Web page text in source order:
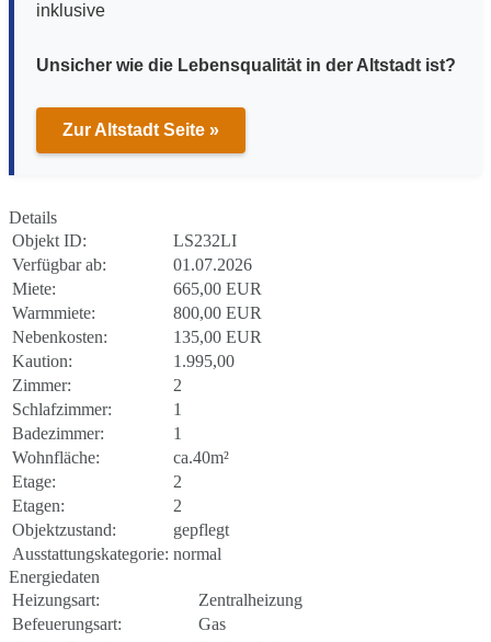
inklusive
Unsicher wie die Lebensqualität in der Altstadt ist?
Zur Altstadt Seite »
Details
Objekt ID:
LS232LI
Verfügbar ab:
01.07.2026
Miete:
665,00 EUR
Warmmiete:
800,00 EUR
Nebenkosten:
135,00 EUR
Kaution:
1.995,00
Zimmer:
2
Schlafzimmer:
1
Badezimmer:
1
Wohnfläche:
ca.40m²
Etage:
2
Etagen:
2
Objektzustand:
gepflegt
Ausstattungskategorie: normal
Energiedaten
Heizungsart:
Zentralheizung
Befeuerungsart:
Gas